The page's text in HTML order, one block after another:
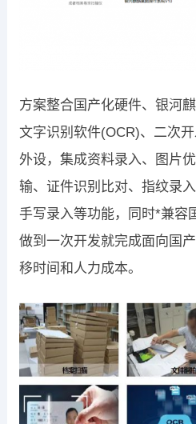
方案整合国产化硬件、银河
文字识别软件(OCR)、二次
外设，集成资料录入、图片
输、证件识别比对、指纹录
手写录入等功能，同时*兼容
做到一次开发就完成面向国
移时间和人力成本。